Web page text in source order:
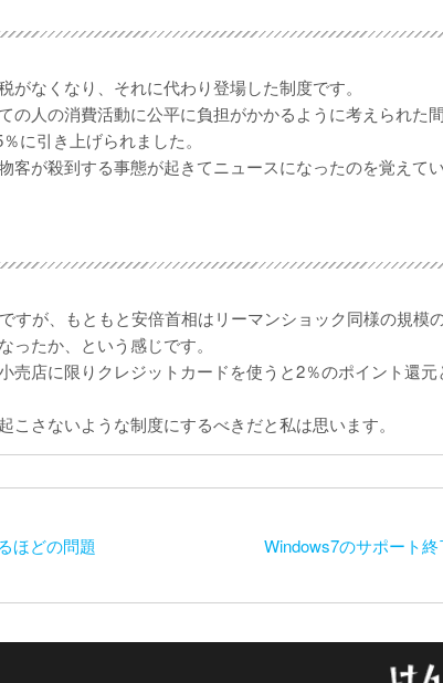
なくなり、それに代わり登場した制度です。
人の消費活動に公平に負担がかかるように考えられた間
に引き上げられました。
が殺到する事態が起きてニュースになったのを覚えてい
が、もともと安倍首相はリーマンショック同様の規模
たか、という感じです。
店に限りクレジットカードを使うと2％のポイント還元
さないような制度にするべきだと私は思います。
ほどの問題
Windows7のサポート